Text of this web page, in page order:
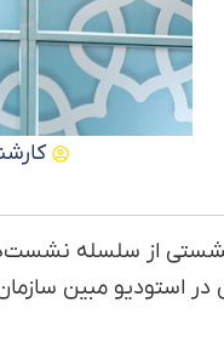
از سلسله
در استودیو مبین